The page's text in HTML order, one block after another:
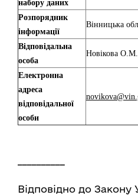
набору даних
Розпорядник
інформації
Вінницька
Відповідальна
особа
Новікова О.М.
Електронна
адреса
відповідальної
особи
Відповідно до Закону